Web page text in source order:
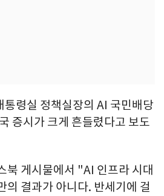
통령실 정책실장의 AI 국민배당
증시가 크게 흔들렸다고 보도
북 게시물에서 "AI 인프라 시대
의 결과가 아니다. 반세기에 걸